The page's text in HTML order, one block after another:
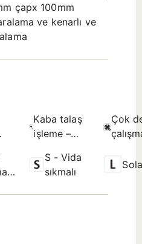
çapx 100mm
ve kenarlı ve
-
Kaba talaş
işleme –
yüzey
pürüzlülüğü
- İlk seçim.
Çok
uygun
S - Vida
sıkmalı